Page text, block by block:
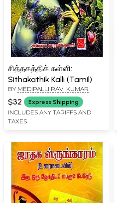
சித்தகத்திக் கள்ளி:
Sithakathik Kalli (Tamil)
BY MEDIPALLI RAVI KUMAR
$32 Express Shipping
INCLUDES ANY TARIFFS AND
TAXES